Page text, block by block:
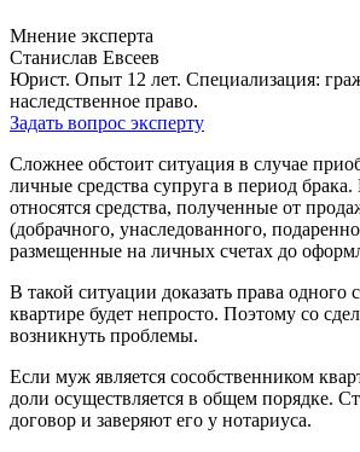
Мнение эксперта
Станислав Евсеев
Юрист. Опыт 12 лет. Специализация:
наследственное право.
Задать вопрос эксперту
Сложнее обстоит ситуация в случае
личные средства супруга в период
относятся средства, полученные от
(добрачного, унаследованного,
размещенные на личных счетах до
В такой ситуации доказать права одного
квартире будет непросто. Поэтому со
возникнуть проблемы.
Если муж является сособственником
доли осуществляется в общем порядке.
договор и заверяют его у нотариуса.